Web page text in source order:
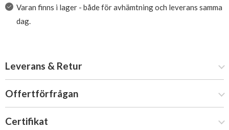
Varan finns i lager - både för avhämtning och leverans samma
dag.
Leverans & Retur
Offertförfrågan
Certifikat